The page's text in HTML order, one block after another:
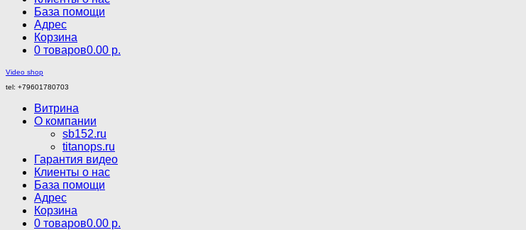
База помощи
Адрес
Корзина
0 товаров0.00 р.
Video shop
tel: +79601780703
Витрина
О компании
sb152.ru
titanops.ru
Гарантия видео
Клиенты о нас
База помощи
Адрес
Корзина
0 товаров0.00 р.